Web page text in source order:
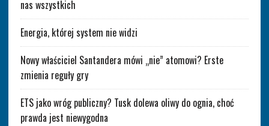
nas wszystkich
Energia, której system nie widzi
Nowy właściciel Santandera mówi „nie” atomowi? Erste
zmienia reguły gry
ETS jako wróg publiczny? Tusk dolewa oliwy do ognia, choć
prawda jest niewygodna